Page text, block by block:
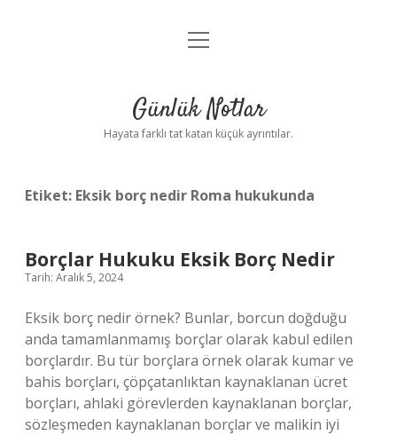
Anasayfa
Yasal Uyarı
menüyü
Günlük Notlar
Hayata farklı tat katan küçük ayrıntılar.
Etiket: Eksik borç nedir Roma hukukunda
Borçlar Hukuku Eksik Borç Nedir
Tarih: Aralık 5, 2024
Eksik borç nedir örnek? Bunlar, borcun doğduğu
anda tamamlanmamış borçlar olarak kabul edilen
borçlardır. Bu tür borçlara örnek olarak kumar ve
bahis borçları, çöpçatanlıktan kaynaklanan ücret
borçları, ahlaki görevlerden kaynaklanan borçlar,
sözleşmeden kaynaklanan borçlar ve malikin iyi